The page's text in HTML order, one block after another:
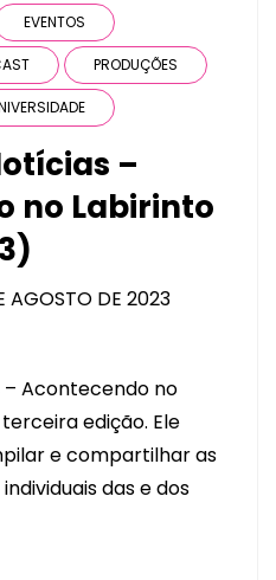
EVENTOS
PRODUÇÕES
–
no Labirinto
AGOSTO DE 2023
Acontecendo no
edição. Ele
e compartilhar as
das e dos